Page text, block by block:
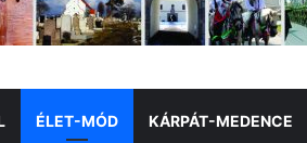
ÉLET-MÓD KÁRPÁT-MEDENCE